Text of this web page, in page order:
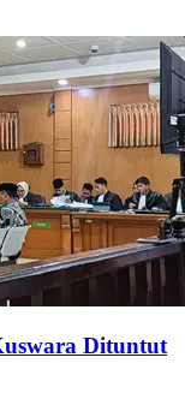
Dituntut